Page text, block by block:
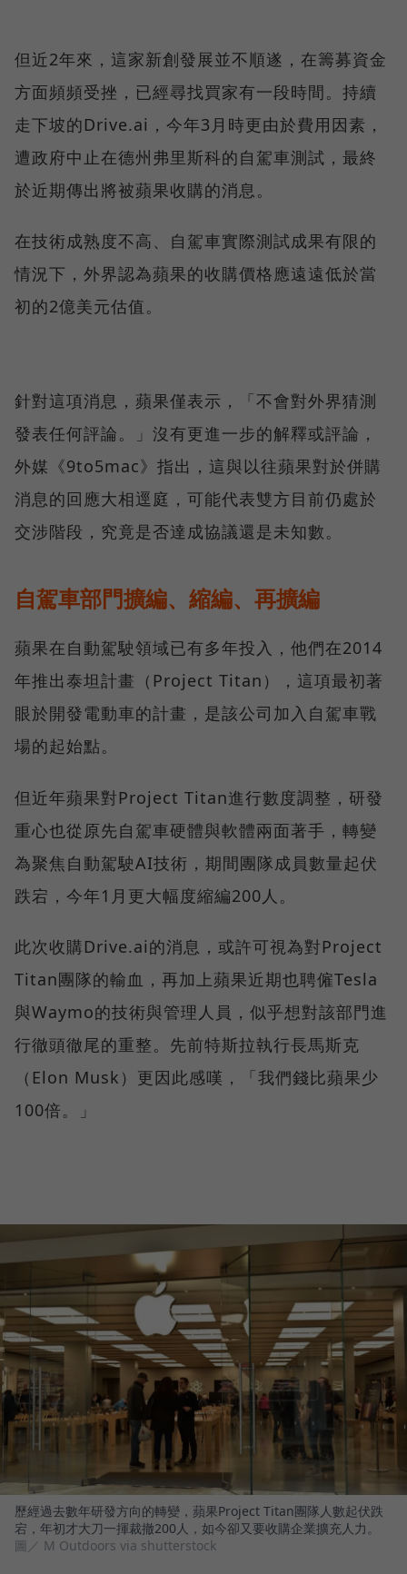
但近2年來，這家新創發展並不順遂，在籌募資金
方面頻頻受挫，已經尋找買家有一段時間。持續
走下坡的Drive.ai，今年3月時更由於費用因素，
遭政府中止在德州弗里斯科的自駕車測試，最終
於近期傳出將被蘋果收購的消息。
在技術成熟度不高、自駕車實際測試成果有限的
情況下，外界認為蘋果的收購價格應遠遠低於當
初的2億美元估值。
針對這項消息，蘋果僅表示，「不會對外界猜測
發表任何評論。」沒有更進一步的解釋或評論，
外媒《9to5mac》指出，這與以往蘋果對於併購
消息的回應大相逕庭，可能代表雙方目前仍處於
交涉階段，究竟是否達成協議還是未知數。
自駕車部門擴編、縮編、再擴編
蘋果在自動駕駛領域已有多年投入，他們在2014
年推出泰坦計畫（Project Titan），這項最初著
眼於開發電動車的計畫，是該公司加入自駕車戰
場的起始點。
但近年蘋果對Project Titan進行數度調整，研發
重心也從原先自駕車硬體與軟體兩面著手，轉變
為聚焦自動駕駛AI技術，期間團隊成員數量起伏
跌宕，今年1月更大幅度縮編200人。
此次收購Drive.ai的消息，或許可視為對Project
Titan團隊的輸血，再加上蘋果近期也聘僱Tesla
與Waymo的技術與管理人員，似乎想對該部門進
行徹頭徹尾的重整。先前特斯拉執行長馬斯克
（Elon Musk）更因此感嘆，「我們錢比蘋果少
100倍。」
歷經過去數年研發方向的轉變，蘋果Project Titan團隊人數起伏跌
宕，年初才大刀一揮裁撤200人，如今卻又要收購企業擴充人力。
圖／ M Outdoors via shutterstock